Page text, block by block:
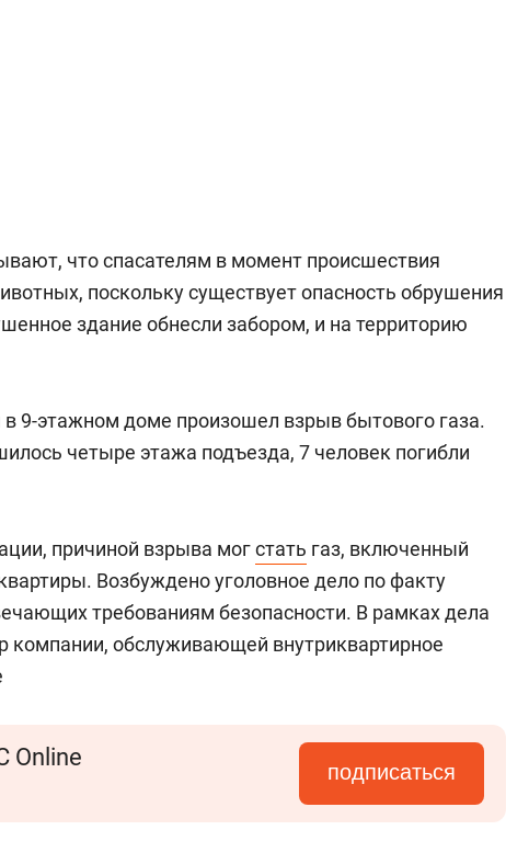
что спасателям в момент происшествия
поскольку существует опасность обрушения
здание обнесли забором, и на территорию
9-этажном доме произошел взрыв бытового газа.
четыре этажа подъезда, 7 человек погибли
причиной взрыва могстать газ, включенный
Возбуждено уголовное дело по факту
требованиям безопасности. В рамках дела
компании, обслуживающей внутриквартирное
Online
подписаться